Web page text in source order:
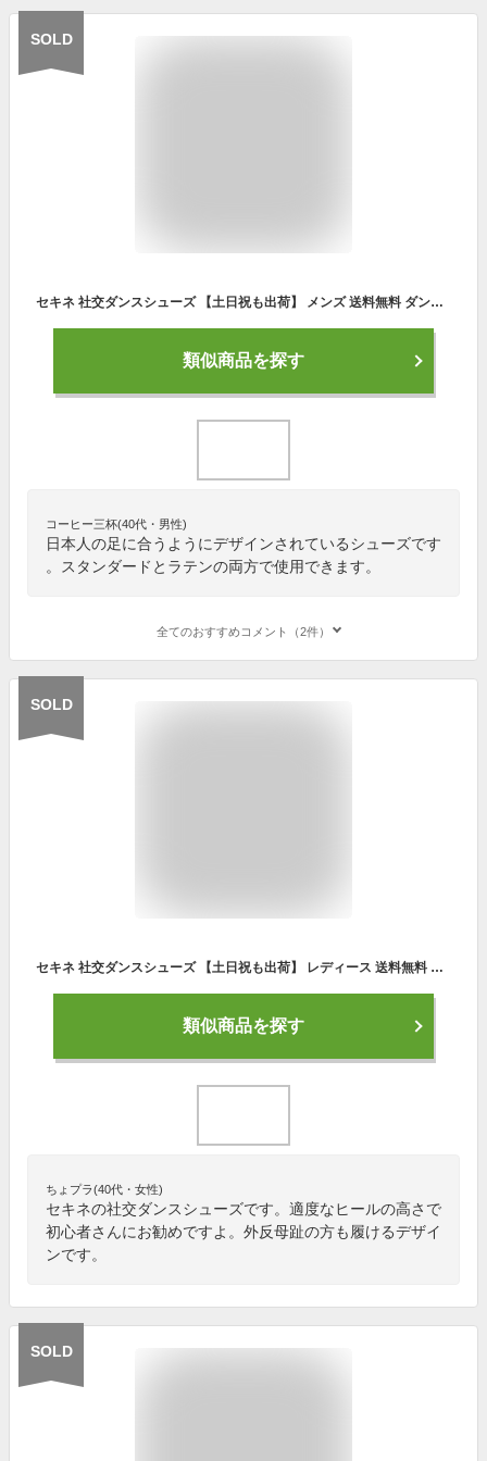
SOLD
セキネ 社交ダンスシューズ 【土日祝も出荷】 メンズ 送料無料 ダンスシューズ SK625 ダンス シューズ ティーチャーズ モダン ラテン サルサ タンゴ ジャズ 男性 社交ダンス 靴 初心者 上級者 幅広 2E
類似商品を探す
コーヒー三杯(40代・男性)
日本人の足に合うようにデザインされているシューズです
。スタンダードとラテンの両方で使用できます。
全てのおすすめコメント（2件）
SOLD
セキネ 社交ダンスシューズ 【土日祝も出荷】 レディース 送料無料 ダンスシューズ SS-B300 ダンス シューズ ティーチャーズ モダン ラテン サルサ タンゴ ジャズ 靴 幅広 4E
類似商品を探す
ちょプラ(40代・女性)
セキネの社交ダンスシューズです。適度なヒールの高さで
初心者さんにお勧めですよ。外反母趾の方も履けるデザイ
ンです。
SOLD